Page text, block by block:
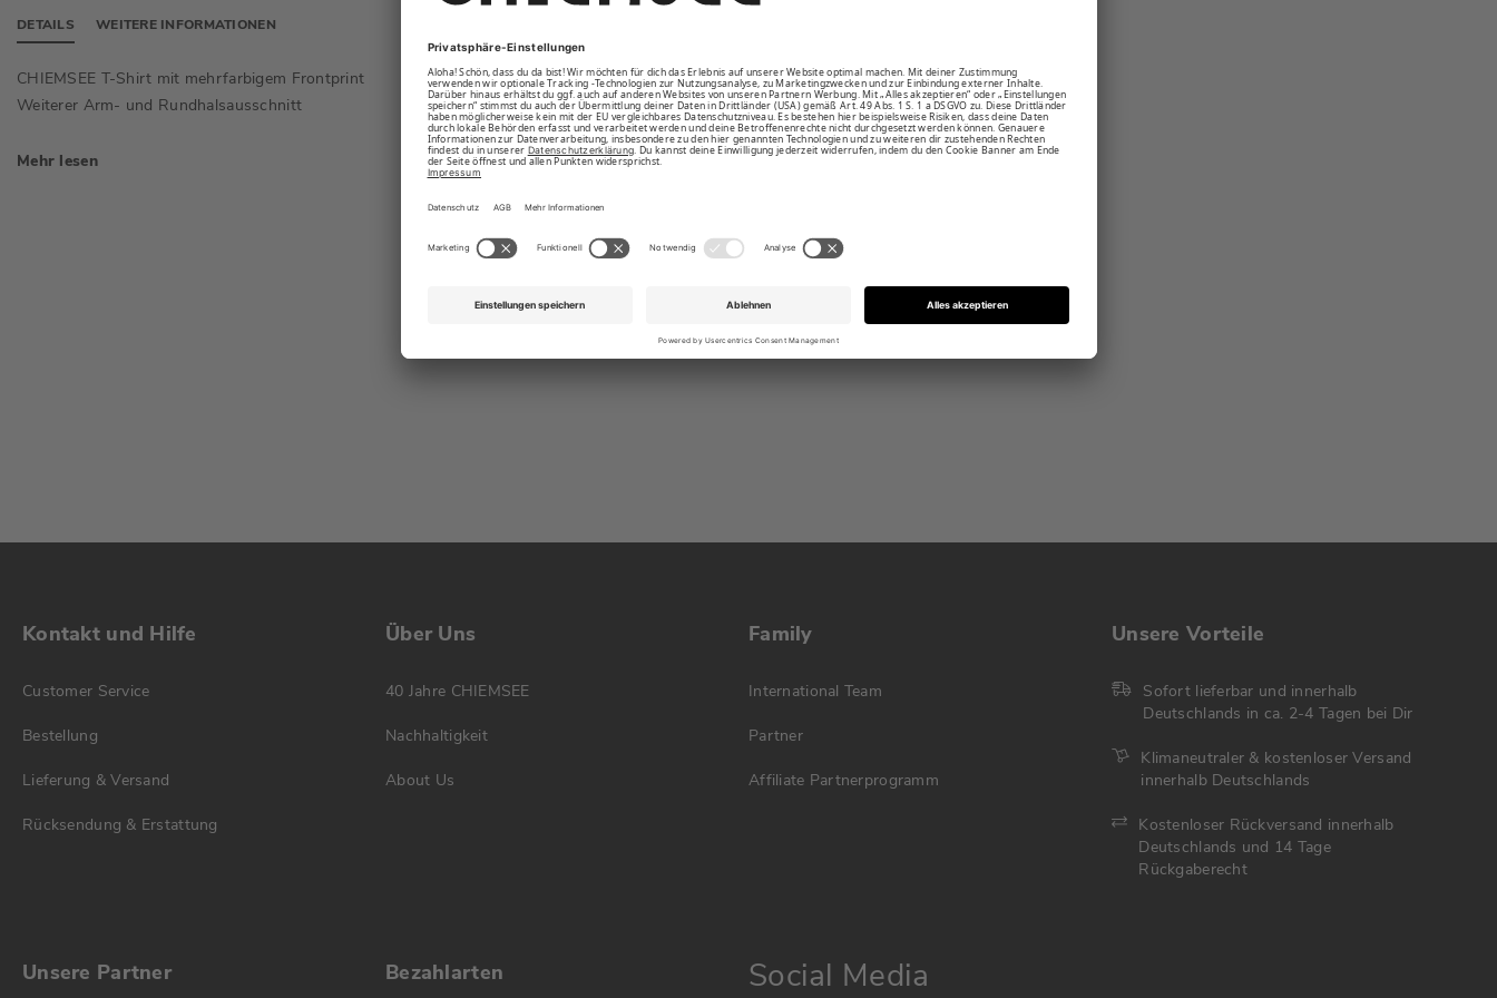
DETAILS
CHIEMSEE T-Shirt mit mehrfarbigem Frontprint
Weiterer Arm- und Rundhalsausschnitt
Gekrempelte Ärmel
Hinten etwas länger als vorn
Mehr lesen
WEITERE INFORMATIONEN
Kontakt und Hilfe
Customer Service
Bestellung
Lieferung & Versand
Rücksendung & Erstattung
Über Uns
40 Jahre CHIEMSEE
Nachhaltigkeit
About Us
Family
International Team
Partner
Affiliate Partnerprogramm
Unsere Vorteile
Sofort lieferbar und innerhalb
Deutschlands in ca. 2-4 Tagen bei Dir
Klimaneutraler & kostenloser Versand
innerhalb Deutschlands
Kostenloser Rückversand innerhalb
Deutschlands und 14 Tage
Rückgaberecht
Unsere Partner Bezahlarten Social Media